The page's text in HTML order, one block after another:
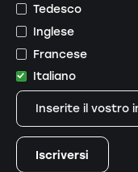
Tedesco
Inglese
Francese
Italiano